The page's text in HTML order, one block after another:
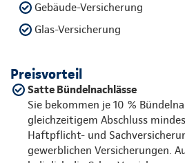
Gebäude-Versicherung
Glas-Versicherung
Preisvorteil
Satte Bündelnachlässe
Sie bekommen je 10 %
gleichzeitigem Abschluss
Haftpflicht- und
gewerblichen Versicherungen.